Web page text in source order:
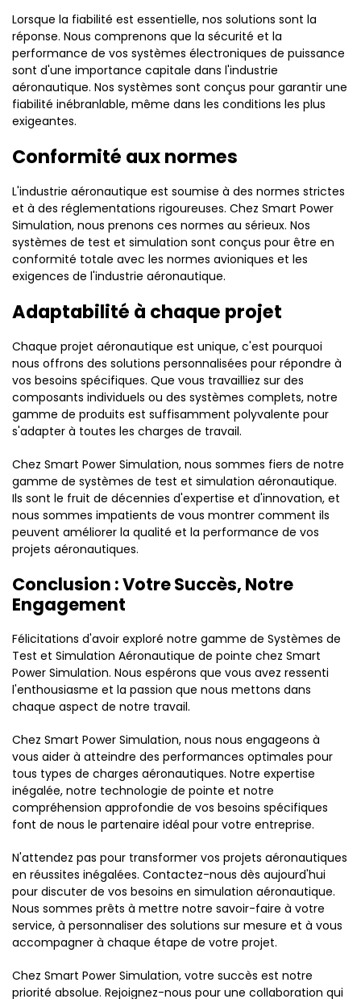
Lorsque la fiabilité est essentielle, nos solutions sont la
réponse. Nous comprenons que la sécurité et la
performance de vos systèmes électroniques de puissance
sont d'une importance capitale dans l'industrie
aéronautique. Nos systèmes sont conçus pour garantir une
fiabilité inébranlable, même dans les conditions les plus
exigeantes.
Conformité aux normes
L'industrie aéronautique est soumise à des normes strictes
et à des réglementations rigoureuses. Chez Smart Power
Simulation, nous prenons ces normes au sérieux. Nos
systèmes de test et simulation sont conçus pour être en
conformité totale avec les normes avioniques et les
exigences de l'industrie aéronautique.
Adaptabilité à chaque projet
Chaque projet aéronautique est unique, c'est pourquoi
nous offrons des solutions personnalisées pour répondre à
vos besoins spécifiques. Que vous travailliez sur des
composants individuels ou des systèmes complets, notre
gamme de produits est suffisamment polyvalente pour
s'adapter à toutes les charges de travail.
Chez Smart Power Simulation, nous sommes fiers de notre
gamme de systèmes de test et simulation aéronautique.
Ils sont le fruit de décennies d'expertise et d'innovation, et
nous sommes impatients de vous montrer comment ils
peuvent améliorer la qualité et la performance de vos
projets aéronautiques.
Conclusion : Votre Succès, Notre
Engagement
Félicitations d'avoir exploré notre gamme de Systèmes de
Test et Simulation Aéronautique de pointe chez Smart
Power Simulation. Nous espérons que vous avez ressenti
l'enthousiasme et la passion que nous mettons dans
chaque aspect de notre travail.
Chez Smart Power Simulation, nous nous engageons à
vous aider à atteindre des performances optimales pour
tous types de charges aéronautiques. Notre expertise
inégalée, notre technologie de pointe et notre
compréhension approfondie de vos besoins spécifiques
font de nous le partenaire idéal pour votre entreprise.
N'attendez pas pour transformer vos projets aéronautiques
en réussites inégalées. Contactez-nous dès aujourd'hui
pour discuter de vos besoins en simulation aéronautique.
Nous sommes prêts à mettre notre savoir-faire à votre
service, à personnaliser des solutions sur mesure et à vous
accompagner à chaque étape de votre projet.
Chez Smart Power Simulation, votre succès est notre
priorité absolue. Rejoignez-nous pour une collaboration qui